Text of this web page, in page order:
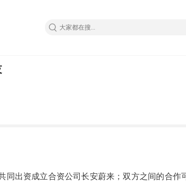
同出资成立合资公司长安蔚来；双方之间的合